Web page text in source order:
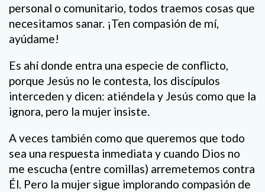
personal o comunitario, todos traemos cosas que
necesitamos sanar. ¡Ten compasión de mí,
ayúdame!
Es ahí donde entra una especie de conflicto,
porque Jesús no le contesta, los discípulos
interceden y dicen: atiéndela y Jesús como que la
ignora, pero la mujer insiste.
A veces también como que queremos que todo
sea una respuesta inmediata y cuando Dios no
me escucha (entre comillas) arremetemos contra
Él. Pero la mujer sigue implorando compasión de